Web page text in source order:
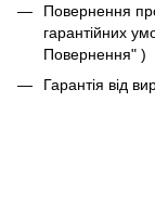
Повернення
гарантійних
Повернення" )
Гарантія від